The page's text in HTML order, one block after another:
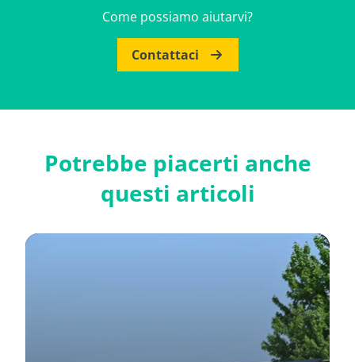
Come possiamo aiutarvi?
Contattaci
Potrebbe piacerti anche
questi articoli